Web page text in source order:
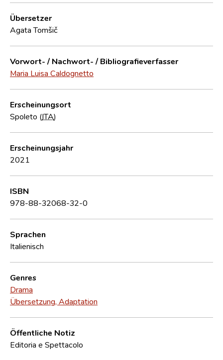
Übersetzer
Agata Tomšič
Vorwort- / Nachwort- / Bibliografieverfasser
Maria Luisa Caldognetto
Erscheinungsort
Spoleto (ITA)
Erscheinungsjahr
2021
ISBN
978-88-32068-32-0
Sprachen
Italienisch
Genres
Drama
Übersetzung, Adaptation
Öffentliche Notiz
Editoria e Spettacolo